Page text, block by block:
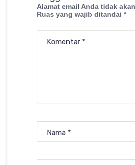
Alamat email Anda tidak
Ruas yang wajib ditandai *
Komentar *
Nama *